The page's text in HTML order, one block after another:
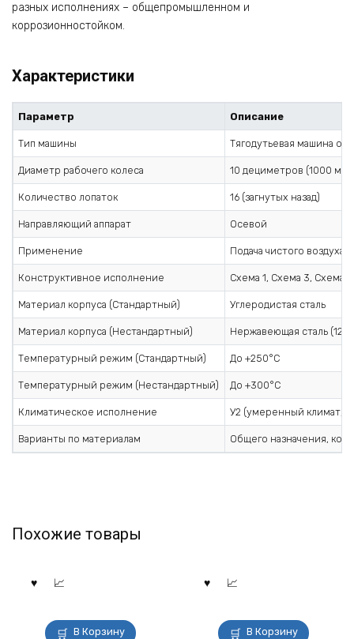
разных исполнениях – общепромышленном и
коррозионностойком.
Характеристики
Параметр Описание
Тип машины Тягодутьевая машина
Диаметр рабочего колеса 10 дециметров (1000 мм)
Количество лопаток 16 (загнутых назад)
Направляющий аппарат Осевой
Применение Подача чистого воздуха
Конструктивное исполнение Схема 1, Схема 3, Схема 5
Материал корпуса (Стандартный) Углеродистая сталь
Материал корпуса (Нестандартный) Нержавеющая сталь
Температурный режим (Стандартный) До +250°С
Температурный режим (Нестандартный) До +300°С
Климатическое исполнение У2 (умеренный климат, -
Варианты по материалам Общего назначения,
Похожие товары
В Корзину В Корзину